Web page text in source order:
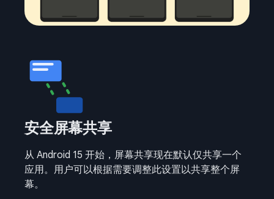
安全屏幕共享
从 Android 15 开始，屏幕共享现在默认仅共享一个
应用。用户可以根据需要调整此设置以共享整个屏
幕。